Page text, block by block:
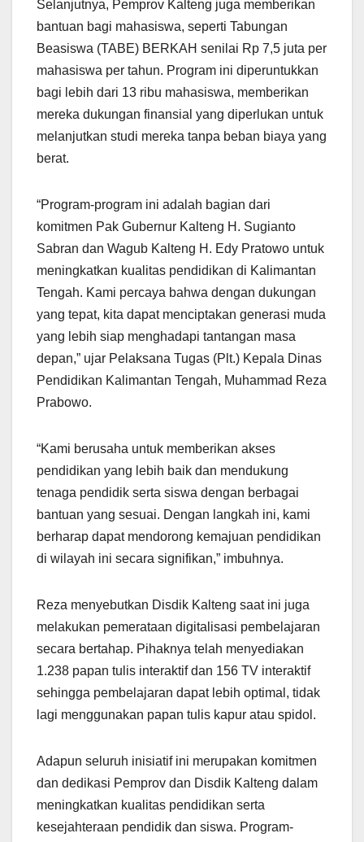
Selanjutnya, Pemprov Kalteng juga memberikan
bantuan bagi mahasiswa, seperti Tabungan
Beasiswa (TABE) BERKAH senilai Rp 7,5 juta per
mahasiswa per tahun. Program ini diperuntukkan
bagi lebih dari 13 ribu mahasiswa, memberikan
mereka dukungan finansial yang diperlukan untuk
melanjutkan studi mereka tanpa beban biaya yang
berat.
“Program-program ini adalah bagian dari
komitmen Pak Gubernur Kalteng H. Sugianto
Sabran dan Wagub Kalteng H. Edy Pratowo untuk
meningkatkan kualitas pendidikan di Kalimantan
Tengah. Kami percaya bahwa dengan dukungan
yang tepat, kita dapat menciptakan generasi muda
yang lebih siap menghadapi tantangan masa
depan,” ujar Pelaksana Tugas (Plt.) Kepala Dinas
Pendidikan Kalimantan Tengah, Muhammad Reza
Prabowo.
“Kami berusaha untuk memberikan akses
pendidikan yang lebih baik dan mendukung
tenaga pendidik serta siswa dengan berbagai
bantuan yang sesuai. Dengan langkah ini, kami
berharap dapat mendorong kemajuan pendidikan
di wilayah ini secara signifikan,” imbuhnya.
Reza menyebutkan Disdik Kalteng saat ini juga
melakukan pemerataan digitalisasi pembelajaran
secara bertahap. Pihaknya telah menyediakan
1.238 papan tulis interaktif dan 156 TV interaktif
sehingga pembelajaran dapat lebih optimal, tidak
lagi menggunakan papan tulis kapur atau spidol.
Adapun seluruh inisiatif ini merupakan komitmen
dan dedikasi Pemprov dan Disdik Kalteng dalam
meningkatkan kualitas pendidikan serta
kesejahteraan pendidik dan siswa. Program-